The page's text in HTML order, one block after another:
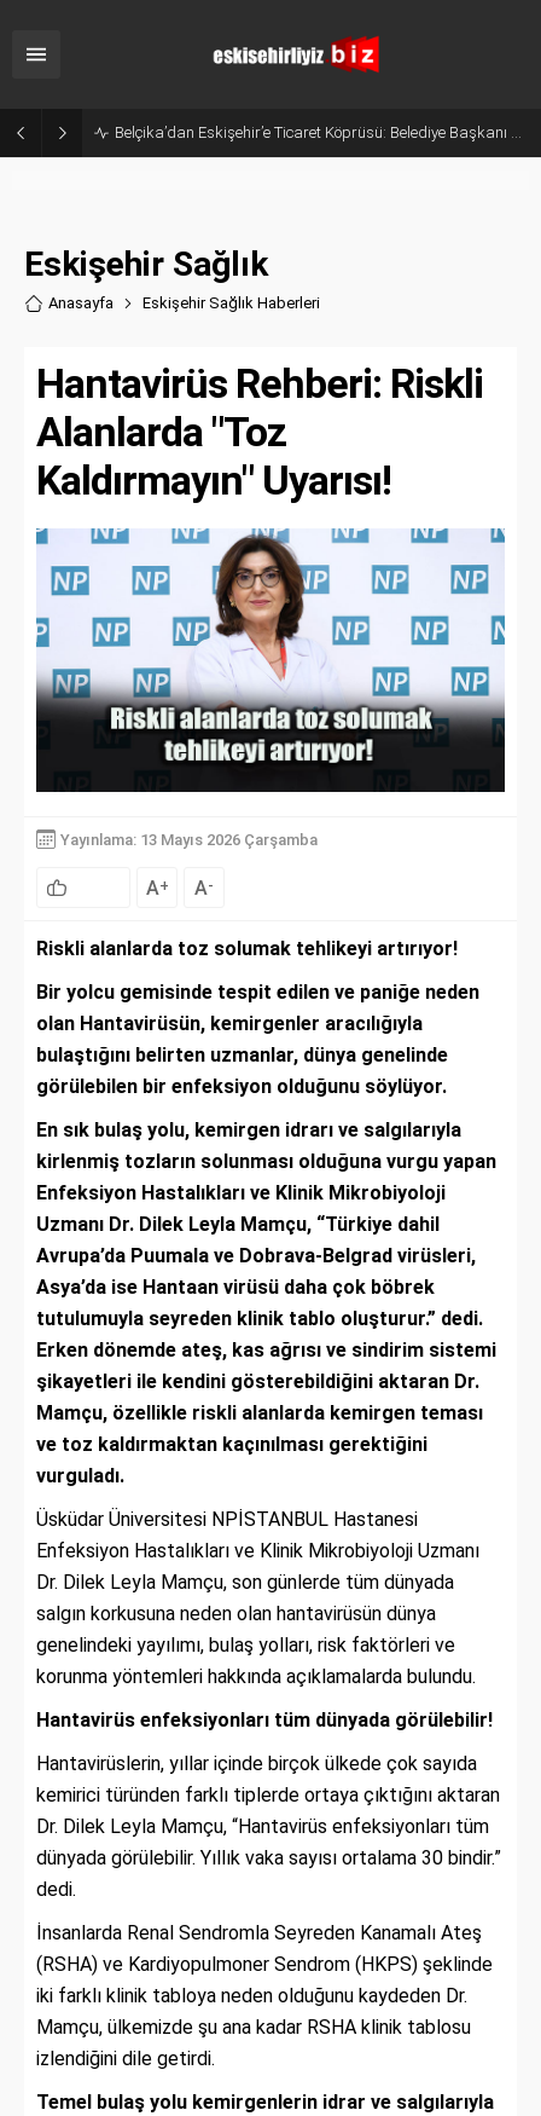
Eskişehir’in Gururu Elif Ertek Millî Takım Kampına Davet Edildi!
Eskişehir Sağlık
Anasayfa Eskişehir Sağlık Haberleri
Hantavirüs Rehberi: Riskli
Alanlarda "Toz
Kaldırmayın" Uyarısı!
Yayınlama: 13 Mayıs 2026 Çarşamba
A+ A-
Riskli alanlarda toz solumak tehlikeyi artırıyor!
Bir yolcu gemisinde tespit edilen ve paniğe neden
olan Hantavirüsün, kemirgenler aracılığıyla
bulaştığını belirten uzmanlar, dünya genelinde
görülebilen bir enfeksiyon olduğunu söylüyor.
En sık bulaş yolu, kemirgen idrarı ve salgılarıyla
kirlenmiş tozların solunması olduğuna vurgu yapan
Enfeksiyon Hastalıkları ve Klinik Mikrobiyoloji
Uzmanı Dr. Dilek Leyla Mamçu, “Türkiye dahil
Avrupa’da Puumala ve Dobrava-Belgrad virüsleri,
Asya’da ise Hantaan virüsü daha çok böbrek
tutulumuyla seyreden klinik tablo oluşturur.” dedi.
Erken dönemde ateş, kas ağrısı ve sindirim sistemi
şikayetleri ile kendini gösterebildiğini aktaran Dr.
Mamçu, özellikle riskli alanlarda kemirgen teması
ve toz kaldırmaktan kaçınılması gerektiğini
vurguladı.
Üsküdar Üniversitesi NPİSTANBUL Hastanesi
Enfeksiyon Hastalıkları ve Klinik Mikrobiyoloji Uzmanı
Dr. Dilek Leyla Mamçu, son günlerde tüm dünyada
salgın korkusuna neden olan hantavirüsün dünya
genelindeki yayılımı, bulaş yolları, risk faktörleri ve
korunma yöntemleri hakkında açıklamalarda bulundu.
Hantavirüs enfeksiyonları tüm dünyada görülebilir!
Hantavirüslerin, yıllar içinde birçok ülkede çok sayıda
kemirici türünden farklı tiplerde ortaya çıktığını aktaran
Dr. Dilek Leyla Mamçu, “Hantavirüs enfeksiyonları tüm
dünyada görülebilir. Yıllık vaka sayısı ortalama 30 bindir.”
dedi.
İnsanlarda Renal Sendromla Seyreden Kanamalı Ateş
(RSHA) ve Kardiyopulmoner Sendrom (HKPS) şeklinde
iki farklı klinik tabloya neden olduğunu kaydeden Dr.
Mamçu, ülkemizde şu ana kadar RSHA klinik tablosu
izlendiğini dile getirdi.
Temel bulaş yolu kemirgenlerin idrar ve salgılarıyla